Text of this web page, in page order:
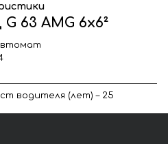
63 AMG 6x6²
водителя (лет) – 25